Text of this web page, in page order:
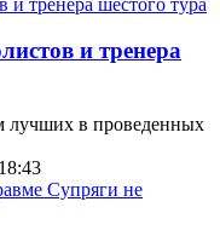
и тренера
лучших в проведенных